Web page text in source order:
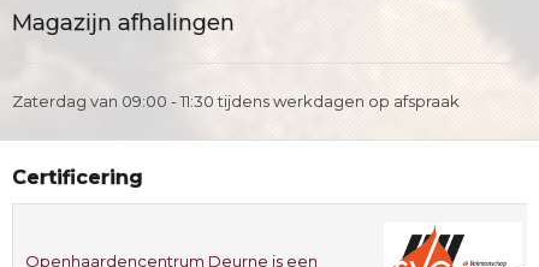
Magazijn afhalingen
Zaterdag van 09:00 - 11:30 tijdens werkdagen op afspraak
Certificering
Openhaardencentrum Deurne is een